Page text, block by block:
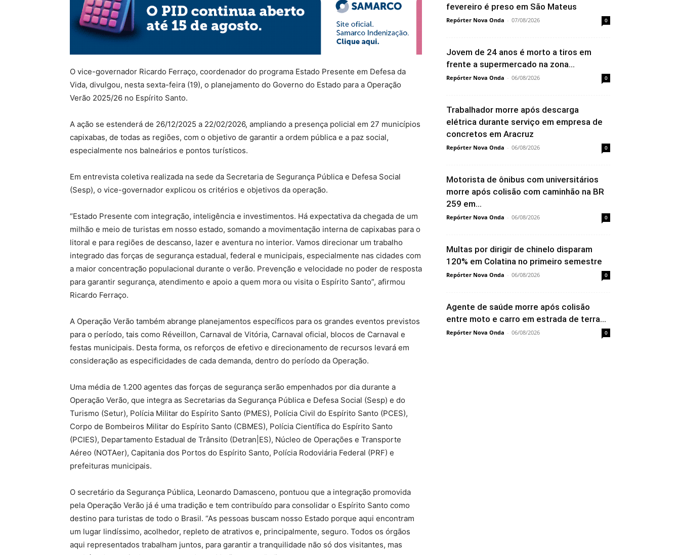
O vice-governador Ricardo Ferraço, coordenador do programa Estado Presente em Defesa da
Vida, divulgou, nesta sexta-feira (19), o planejamento do Governo do Estado para a Operação
Verão 2025/26 no Espírito Santo.
A ação se estenderá de 26/12/2025 a 22/02/2026, ampliando a presença policial em 27 municípios
capixabas, de todas as regiões, com o objetivo de garantir a ordem pública e a paz social,
especialmente nos balneários e pontos turísticos.
Em entrevista coletiva realizada na sede da Secretaria de Segurança Pública e Defesa Social
(Sesp), o vice-governador explicou os critérios e objetivos da operação.
“Estado Presente com integração, inteligência e investimentos. Há expectativa da chegada de um
milhão e meio de turistas em nosso estado, somando a movimentação interna de capixabas para o
litoral e para regiões de descanso, lazer e aventura no interior. Vamos direcionar um trabalho
integrado das forças de segurança estadual, federal e municipais, especialmente nas cidades com
a maior concentração populacional durante o verão. Prevenção e velocidade no poder de resposta
para garantir segurança, atendimento e apoio a quem mora ou visita o Espírito Santo”, afirmou
Ricardo Ferraço.
A Operação Verão também abrange planejamentos específicos para os grandes eventos previstos
para o período, tais como Réveillon, Carnaval de Vitória, Carnaval oficial, blocos de Carnaval e
festas municipais. Desta forma, os reforços de efetivo e direcionamento de recursos levará em
consideração as especificidades de cada demanda, dentro do período da Operação.
Uma média de 1.200 agentes das forças de segurança serão empenhados por dia durante a
Operação Verão, que integra as Secretarias da Segurança Pública e Defesa Social (Sesp) e do
Turismo (Setur), Polícia Militar do Espírito Santo (PMES), Polícia Civil do Espírito Santo (PCES),
Corpo de Bombeiros Militar do Espírito Santo (CBMES), Polícia Científica do Espírito Santo
(PCIES), Departamento Estadual de Trânsito (Detran|ES), Núcleo de Operações e Transporte
Aéreo (NOTAer), Capitania dos Portos do Espírito Santo, Polícia Rodoviária Federal (PRF) e
prefeituras municipais.
O secretário da Segurança Pública, Leonardo Damasceno, pontuou que a integração promovida
pela Operação Verão já é uma tradição e tem contribuído para consolidar o Espírito Santo como
destino para turistas de todo o Brasil. “As pessoas buscam nosso Estado porque aqui encontram
um lugar lindíssimo, acolhedor, repleto de atrativos e, principalmente, seguro. Todos os órgãos
aqui representados trabalham juntos, para garantir a tranquilidade não só dos visitantes, mas
fevereiro é preso em São Mateus
Repórter Nova Onda - 07/08/2026 0
Jovem de 24 anos é morto a tiros em
frente a supermercado na zona...
Repórter Nova Onda - 06/08/2026 0
Trabalhador morre após descarga
elétrica durante serviço em empresa de
concretos em Aracruz
Repórter Nova Onda - 06/08/2026 0
Motorista de ônibus com universitários
morre após colisão com caminhão na BR
259 em...
Repórter Nova Onda - 06/08/2026 0
Multas por dirigir de chinelo disparam
120% em Colatina no primeiro semestre
Repórter Nova Onda - 06/08/2026 0
Agente de saúde morre após colisão
entre moto e carro em estrada de terra...
Repórter Nova Onda - 06/08/2026 0